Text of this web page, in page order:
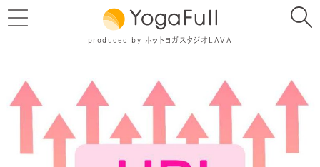
produced by ホットヨガスタジオLAVA